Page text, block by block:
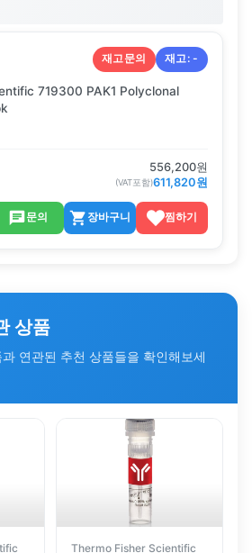
재고문의 재고:-
719300 PAK1 Polyclonal
556,200원
(VAT포함)611,820원
문의 장바구니 찜하기
상품
연관된 추천 상품들을 확인해보세
Thermo Fisher Scientific